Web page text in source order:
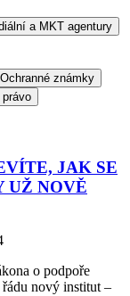
a MKT agentury
Ochranné známky
právo
JAK SE
UŽ NOVĚ
o podpoře
nový institut –